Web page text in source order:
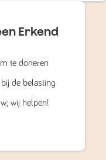
Erkend
te doneren
de belasting
wij helpen!